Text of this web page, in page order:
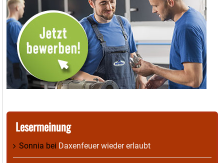
Lesermeinung
Sonnia bei Daxenfeuer wieder erlaubt